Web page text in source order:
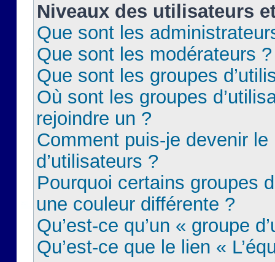
Niveaux des utilisateurs
Que sont les
Que sont les modérateurs ?
Que sont les groupes
Où sont les groupes
rejoindre un ?
Comment puis-je devenir le
d’utilisateurs ?
Pourquoi certains groupes
une couleur différente ?
Qu’est-ce qu’un « groupe
Qu’est-ce que le lien «